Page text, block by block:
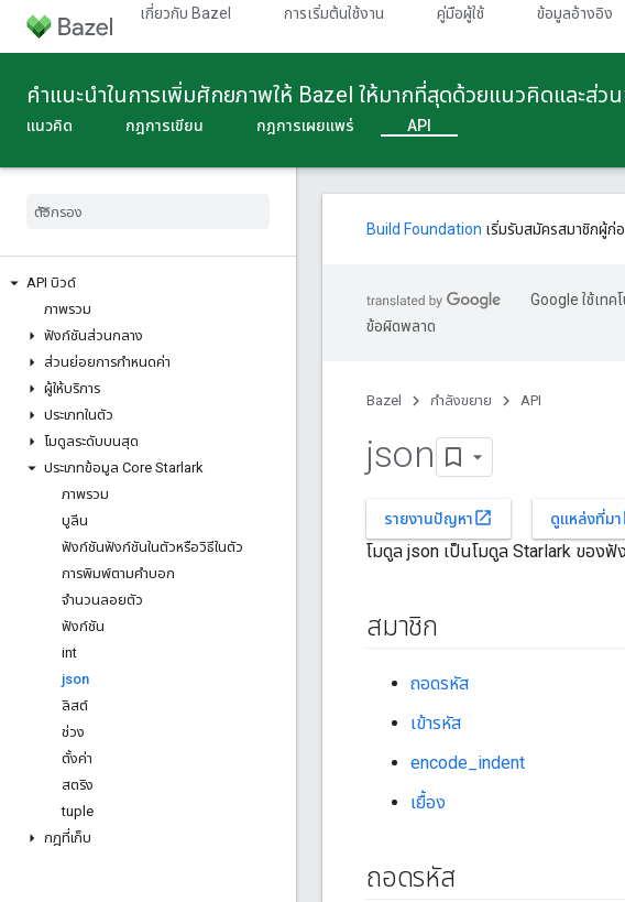
เกี่ยวกับ Bazel การเริ่มต้นใช้งาน คู่มือผู้ใช้ ข้อมูลอ้างอิง
คําแนะนําในการเพิ่มศักยภาพให้ Bazel ให้มากที่สุดด้วยแนวคิดและส่ว
แนวคิด กฎการเขียน กฎการเผยแพร่ API
API บิวด์
ภาพรวม
ฟังก์ชันส่วนกลาง
ส่วนย่อยการกําหนดค่า
ผู้ให้บริการ
ประเภทในตัว
โมดูลระดับบนสุด
ประเภทข้อมูล Core Starlark
ภาพรวม
บูลีน
ฟังก์ชันฟังก์ชันในตัวหรือวิธีในตัว
การพิมพ์ตามคําบอก
จำนวนลอยตัว
ฟังก์ชัน
int
json
ลิสต์
ช่วง
ตั้งค่า
สตริง
tuple
กฎที่เก็บ
Build Foundation เริ่มรับสมัครสมาชิกผู้ก่
Google ใช้เท
ข้อผิดพลาด
Bazel กําลังขยาย API
json
รายงานปัญหา open_in_new ดูแหล่งที่มา
โมดูล json เป็นโมดูล Starlark ของ
สมาชิก
ถอดรหัส
เข้ารหัส
encode_indent
เยื้อง
ถอดรหัส